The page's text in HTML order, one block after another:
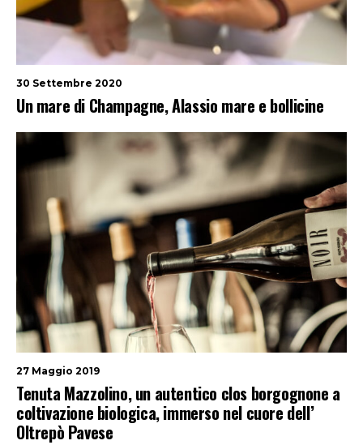
30 Settembre 2020
Un mare di Champagne, Alassio mare e bollicine
27 Maggio 2019
Tenuta Mazzolino, un autentico clos borgognone a
coltivazione biologica, immerso nel cuore dell’
Oltrepò Pavese